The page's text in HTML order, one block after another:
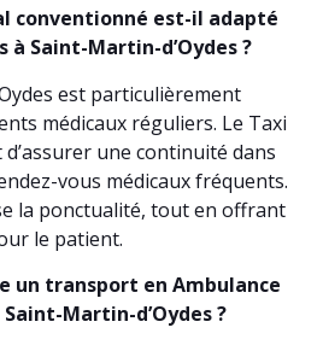
conventionné est-il adapté
Saint-Martin-d’Oydes ?
est particulièrement
médicaux réguliers. Le Taxi
une continuité dans
vous médicaux fréquents.
la ponctualité, tout en offrant
le patient.
un transport en Ambulance
Martin-d’Oydes ?